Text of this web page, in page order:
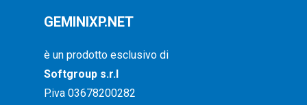
GEMINIXP.NET
è un prodotto esclusivo di
Softgroup s.r.l
P.iva 03678200282